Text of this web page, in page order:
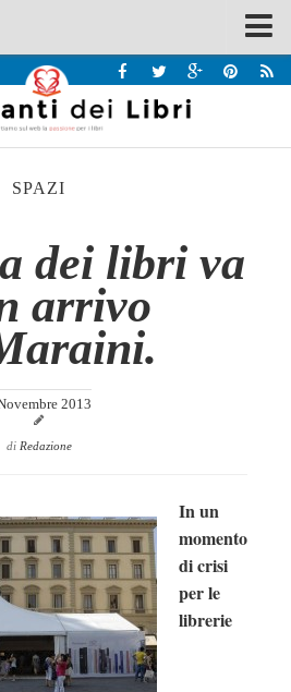
SPAZI
dei libri va
arrivo
2013
di Redazione
In un
momento
di crisi
per le
librerie